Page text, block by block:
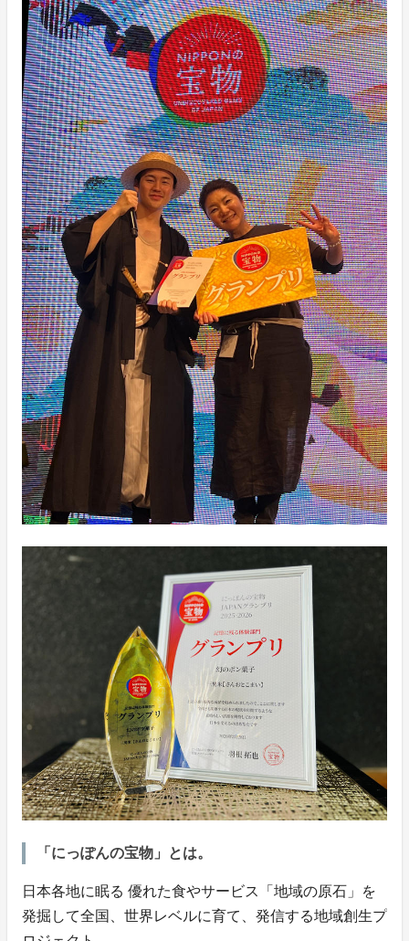
「にっぽんの宝物」とは。
日本各地に眠る 優れた食やサービス「地域の原石」を
発掘して全国、世界レベルに育て、発信する地域創生プ